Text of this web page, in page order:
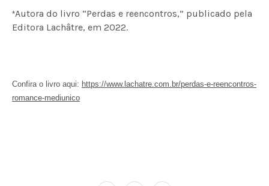
*Autora do livro “Perdas e reencontros,” publicado pela
Editora Lachâtre, em 2022.
Confira o livro aqui: https://www.lachatre.com.br/perdas-e-reencontros-
romance-mediunico